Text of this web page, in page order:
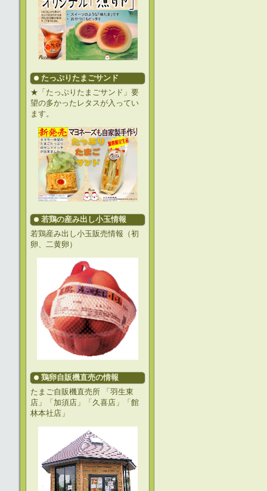
たっぷりたまごサンド
★「たっぷりたまごサンド」要
望の多かったレタスが入ってい
ます。
若鶏の産み出し小玉情報
若鶏産み出し小玉販売情報（初
卵、二黄卵）
鶏卵自販機直売の情報
たまご自販機直売所 「羽生東
店」「加須店」「久喜店」「館
林本社店」